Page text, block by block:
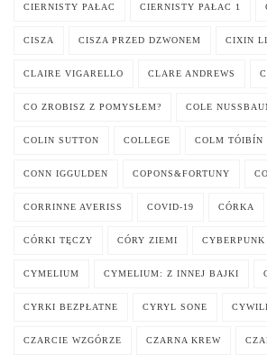
CIERNISTY PAŁAC CIERNISTY PAŁAC 1
CISZA CISZA PRZED DZWONEM CIXIN
CLAIRE VIGARELLO CLARE ANDREWS
CO ZROBISZ Z POMYSŁEM? COLE
COLIN SUTTON COLLEGE COLM TÓIBÍN
CONN IGGULDEN COPONS&FORTUNY
CORRINNE AVERISS COVID-19 CÓRKA
CÓRKI TĘCZY CÓRY ZIEMI
CYMELIUM CYMELIUM: Z INNEJ BAJKI
CYRKI BEZPŁATNE CYRYL SONE
CZARCIE WZGÓRZE CZARNA KREW